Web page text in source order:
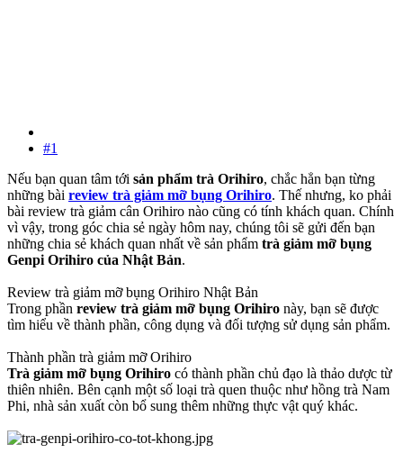
#1
Nếu bạn quan tâm tới sản phẩm trà Orihiro, chắc hẳn bạn từng
những bài review trà giảm mỡ bụng Orihiro. Thế nhưng, ko phải
bài review trà giảm cân Orihiro nào cũng có tính khách quan. Chính
vì vậy, trong góc chia sẻ ngày hôm nay, chúng tôi sẽ gửi đến bạn
những chia sẻ khách quan nhất về sản phẩm trà giảm mỡ bụng
Genpi Orihiro của Nhật Bản.
Review trà giảm mỡ bụng Orihiro Nhật Bản
Trong phần review trà giảm mỡ bụng Orihiro này, bạn sẽ được
tìm hiểu về thành phần, công dụng và đối tượng sử dụng sản phẩm.
Thành phần trà giảm mỡ Orihiro
Trà giảm mỡ bụng Orihiro có thành phần chủ đạo là thảo dược từ
thiên nhiên. Bên cạnh một số loại trà quen thuộc như hồng trà Nam
Phi, nhà sản xuất còn bổ sung thêm những thực vật quý khác.